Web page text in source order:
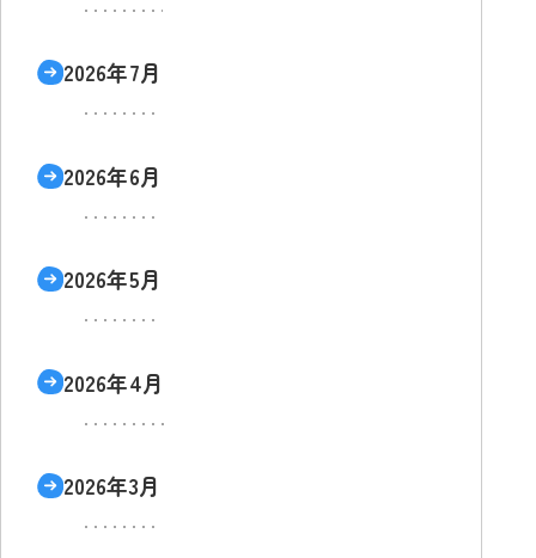
2026年7月
2026年6月
2026年5月
2026年4月
2026年3月